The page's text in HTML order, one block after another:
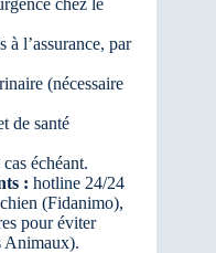
à l’assurance, par
(nécessaire
de santé
échéant.
: hotline 24/24
(Fidanimo),
pour éviter
Animaux).